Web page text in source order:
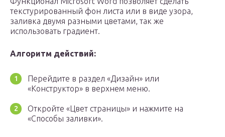
текстурированный фон листа или в виде узора,
заливка двумя разными цветами, так же
использовать градиент.
Алгоритм действий:
Перейдите в раздел «Дизайн» или
«Конструктор» в верхнем меню.
Откройте «Цвет страницы» и нажмите на
«Способы заливки».